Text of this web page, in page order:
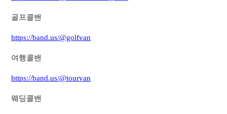
골프콜밴
https://band.us/@golfvan
여행콜밴
https://band.us/@tourvan
웨딩콜밴